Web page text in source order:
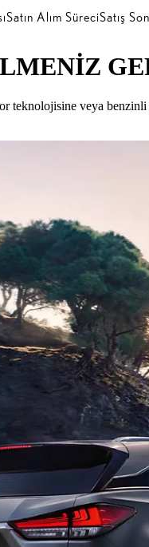
Satın Alım SüreciSatış
teknolojisine veya